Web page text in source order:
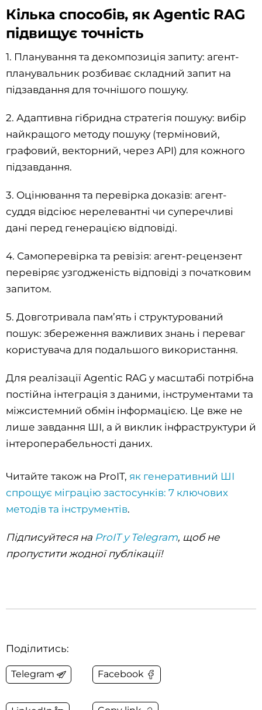
Кілька способів, як Agentic RAG
підвищує точність
1. Планування та декомпозиція запиту: агент-
планувальник розбиває складний запит на
підзавдання для точнішого пошуку.
2. Адаптивна гібридна стратегія пошуку: вибір
найкращого методу пошуку (терміновий,
графовий, векторний, через API) для кожного
підзавдання.
3. Оцінювання та перевірка доказів: агент-
суддя відсіює нерелевантні чи суперечливі
дані перед генерацією відповіді.
4. Самоперевірка та ревізія: агент-рецензент
перевіряє узгодженість відповіді з початковим
запитом.
5. Довготривала пам’ять і структурований
пошук: збереження важливих знань і переваг
користувача для подальшого використання.
Для реалізації Agentic RAG у масштабі потрібна
постійна інтеграція з даними, інструментами та
міжсистемний обмін інформацією. Це вже не
лише завдання ШІ, а й виклик інфраструктури й
інтероперабельності даних.
Читайте також на ProIT, як генеративний ШІ
спрощує міграцію застосунків: 7 ключових
методів та інструментів.
Підписуйтеся на ProIT у Telegram, щоб не
пропустити жодної публікації!
Поділитись:
Telegram Facebook